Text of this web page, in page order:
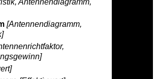
Antennendiagramm,
[Antennendiagramm,